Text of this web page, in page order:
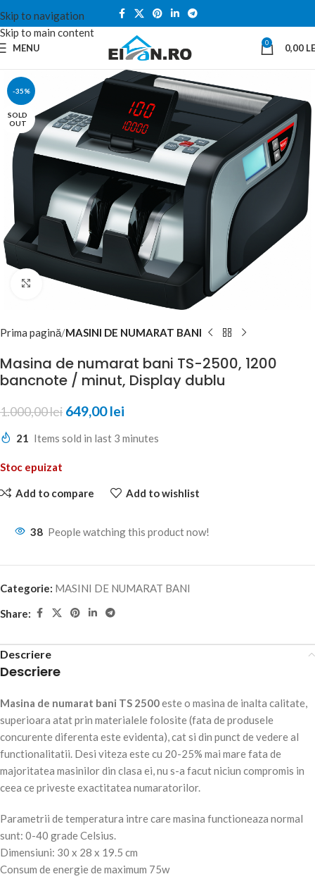
Skip to navigation
Skip to main content
MENU 0 0,00
-35%
SOLD
OUT
Click to enlarge
Prima pagină MASINI DE NUMARAT BANI
Masina de numarat bani TS-2500, 1200
bancnote / minut, Display dublu
1.000,00lei 649,00lei
21 Items sold in last 3 minutes
Stoc epuizat
Add to compare Add to wishlist
38 People watching this product now!
Categorie: MASINI DE NUMARAT BANI
Share:
Descriere
Descriere
Masina de numarat bani TS 2500este o masina de inalta calitate,
superioara atat prin materialele folosite (fata de produsele
concurente diferenta este evidenta), cat si din punct de vedere al
functionalitatii. Desi viteza este cu 20-25% mai mare fata de
majoritatea masinilor din clasa ei, nu s-a facut niciun compromis in
ceea ce priveste exactitatea numaratorilor.
Parametrii de temperatura intre care masina functioneaza normal
sunt: 0-40 grade Celsius.
Dimensiuni: 30 x 28 x 19.5 cm
Consum de energie de maximum 75w